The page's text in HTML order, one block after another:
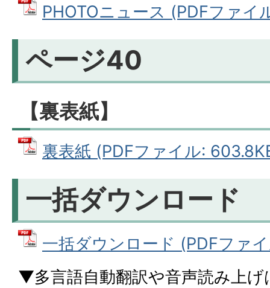
PHOTOニュース (PDFファイ
ページ40
【裏表紙】
裏表紙 (PDFファイル:
一括ダウンロード
一括ダウンロード (PDFファ
▼多言語自動翻訳や音声読み上げ